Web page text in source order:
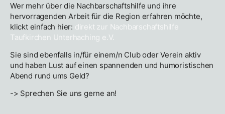
Wer mehr über die Nachbarschaftshilfe und ihre
hervorragenden Arbeit für die Region erfahren möchte,
klickt einfach hier: direkt zur Nachbarschaftshilfe
Taufkirchen Unterhaching e.V.
Sie sind ebenfalls in/für einem/n Club oder Verein aktiv
und haben Lust auf einen spannenden und humoristischen
Abend rund ums Geld?
-> Sprechen Sie uns gerne an!